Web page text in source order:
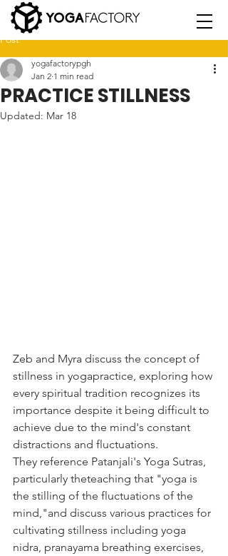
Post
PRACTICE STILLNESS
yogafactorypgh
Jan 2 1 min read
Updated: Mar 18
Zeb and Myra discuss the concept of
stillness in yogapractice, exploring how
every spiritual tradition recognizes its
importance despite it being difficult to
achieve due to the mind's constant
distractions and fluctuations.
They reference Patanjali's Yoga Sutras,
particularly theteaching that "yoga is
the stilling of the fluctuations of the
mind,"and discuss various practices for
cultivating stillness including yoga
nidra, pranayama breathing exercises,